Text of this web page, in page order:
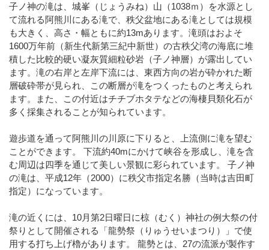
子ノ神の滝は、城峯（じょうみね）山（1038ｍ）を水源とし
て流れる阿熊川にある滝で、秩父盆地にある滝としては規模
も大きく、高さ・幅ともに約13mあります。滝頭はおよそ
1600万年前（新生代新第三紀中新世）の古秩父湾の海底に堆
積した比較的硬い凝灰質細粒砂岩（子ノ神層）が露出してい
ます。滝の右岸と左岸下流には、東西方向の岩が砕かれた断
層破砕帯が見られ、この断層が滝をつくったものと考えられ
ます。また、この付近はチチブホタテなどの海棲貝類化石が
多く採集されることが知られています。
遊歩道を通って阿熊川の川原に下りると、上流側に滝を望む
ことができます。 下流約40mにかけて峡谷を形成し、滝を含
む周辺は四季を通じて美しい景観に彩られています。 子ノ神
の滝は、平成12年（2000）に秩父市指定名勝（当時は吉田町
指定）になっています。
滝の近くには、10月第2日曜日に椋（むく）神社の例大祭の付
祭りとして開催される「龍勢祭（りゅうせいまつり）」で使
用する打ち上げ櫓があります。 龍勢とは、27の流派が製作す